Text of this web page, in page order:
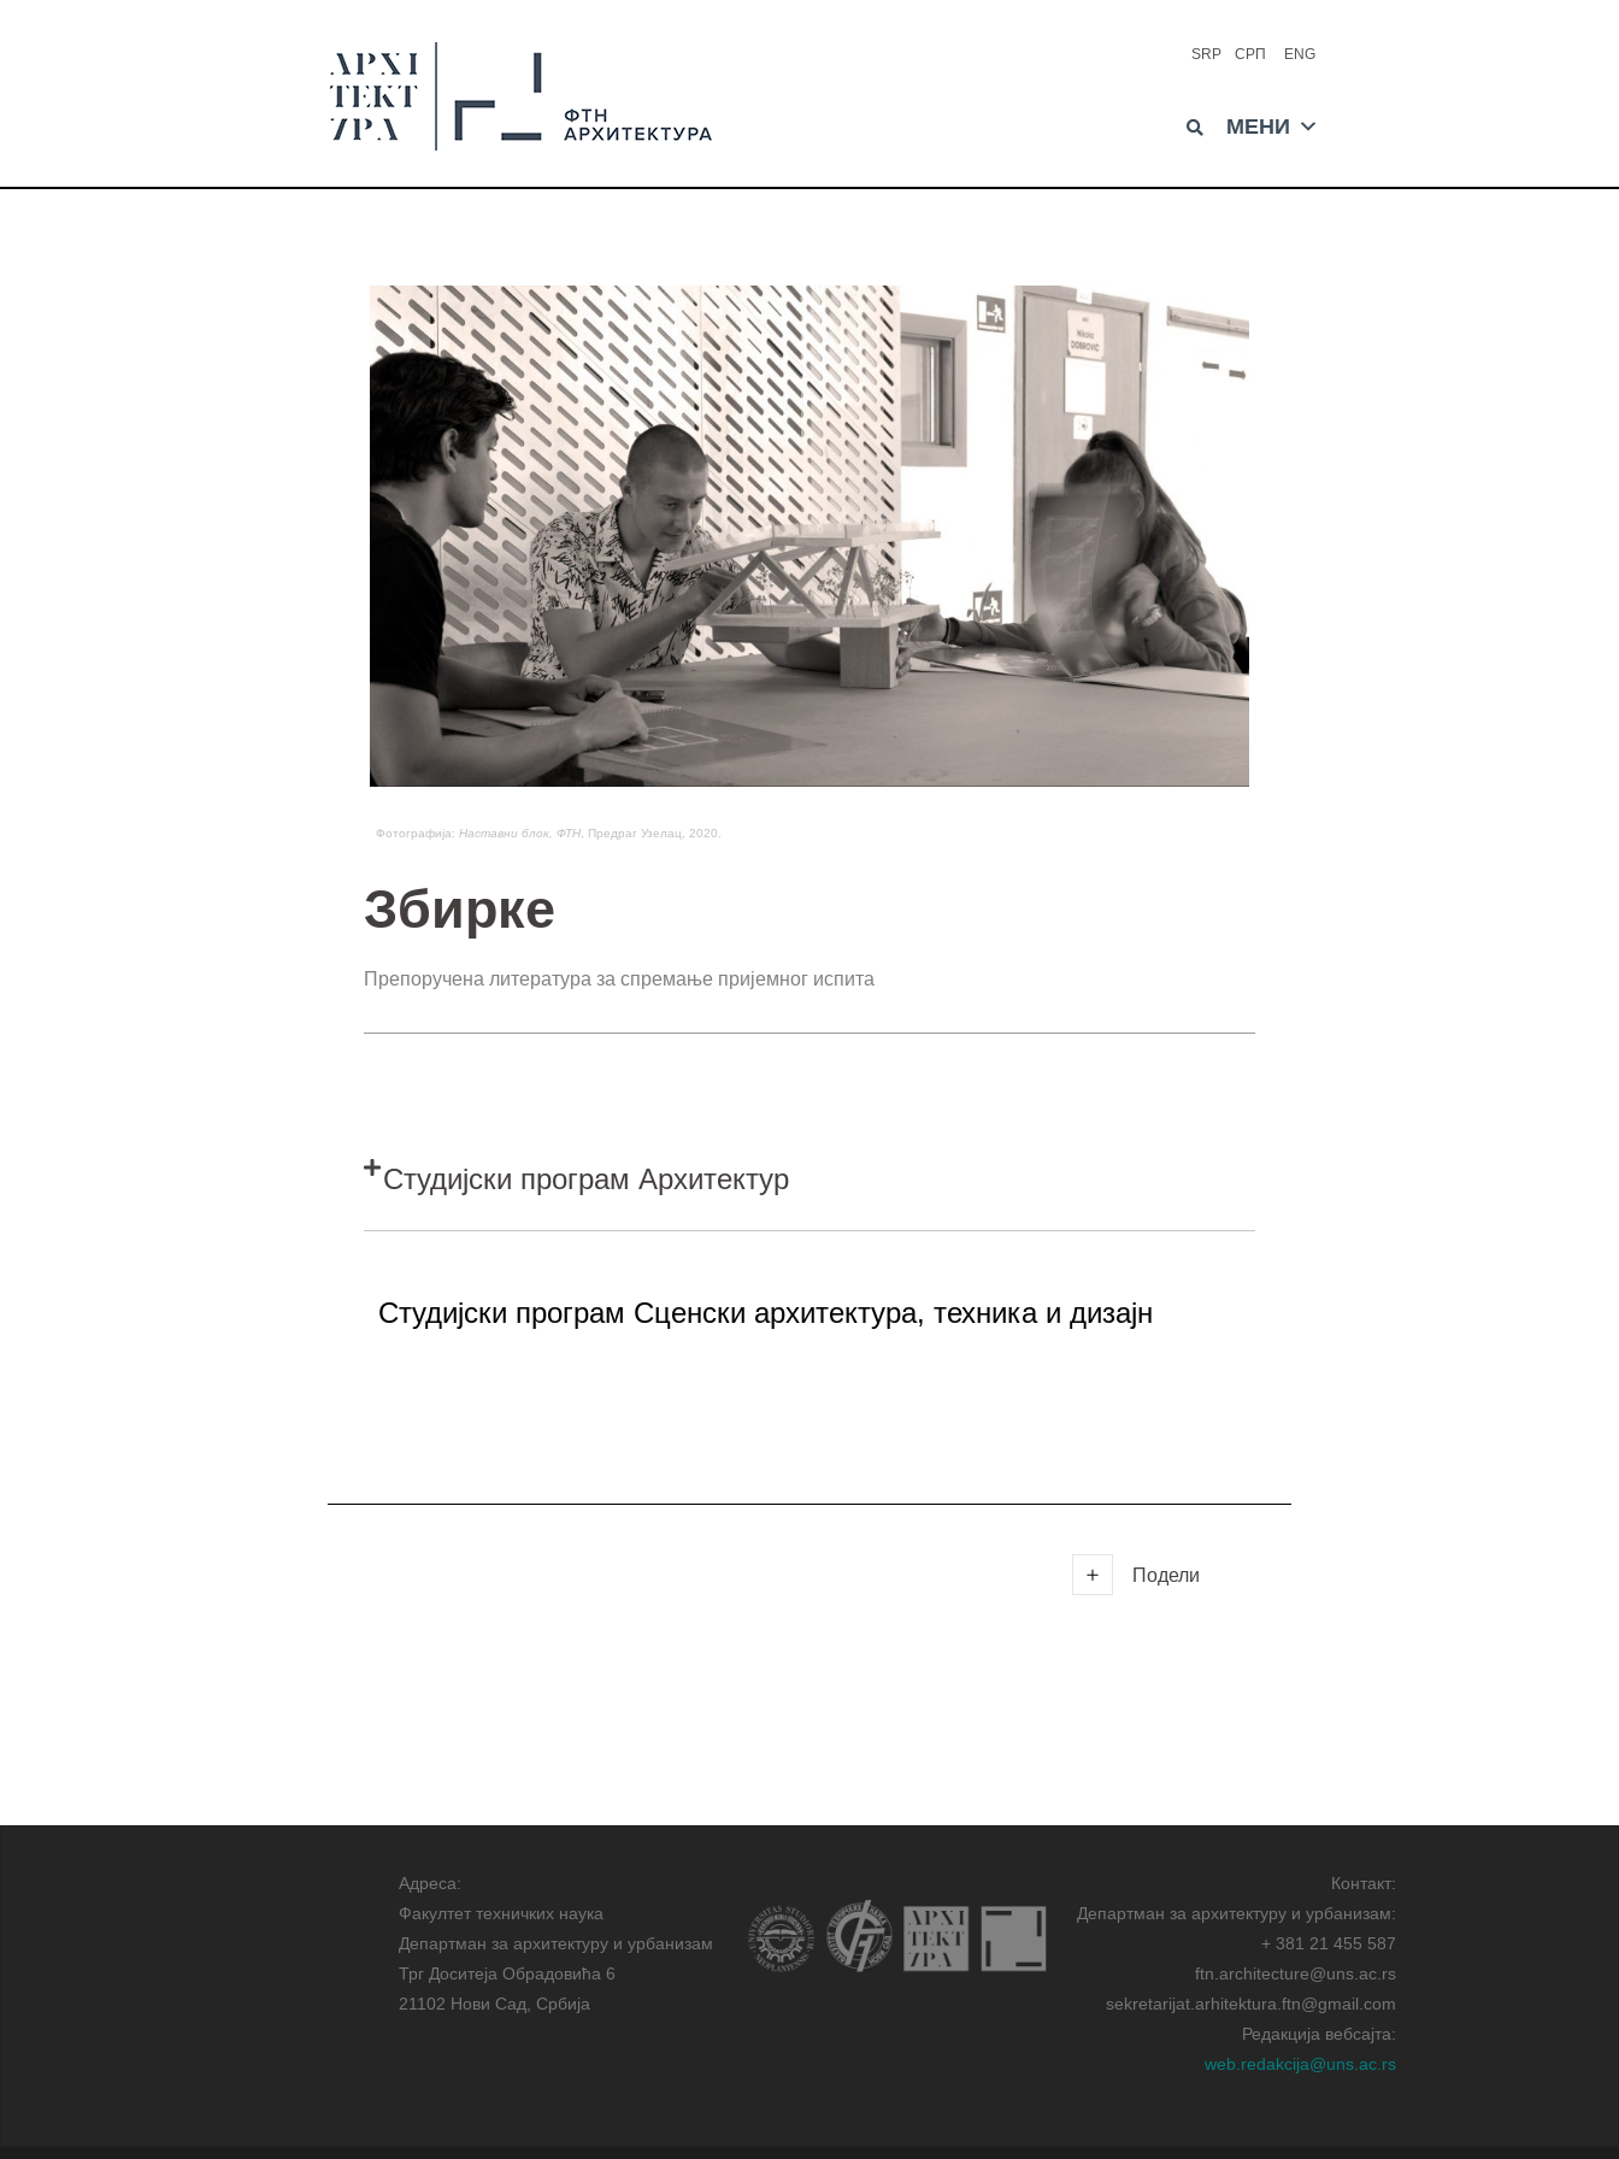
МЕНИ
ENG
СРП
SRP
Фотографија: Наставни блок, ФТН, Предраг Узелац, 2020.
Збирке
Препоручена литература за спремање пријемног испита
Студијски програм Архитектур
Студијски програм Сценски архитектура, техника и дизајн
Подели
Адреса:
Факултет техничких наука
Департман за архитектуру и урбанизам
Трг Доситеја Обрадовића 6
21102 Нови Сад, Србија
Контакт:
Департман за архитектуру и урбанизам:
+ 381 21 455 587
ftn.architecture@uns.ac.rs
sekretarijat.arhitektura.ftn@gmail.com
Редакција вебсајта:
web.redakcija@uns.ac.rs